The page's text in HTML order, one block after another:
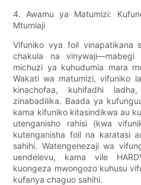
4. Awamu ya Matumizi:
Mtumiaji
Vifuniko vya foil vinapatikana
chakula na
michuzi ya kuhudumia mara
Wakati wa matumizi, vifuniko
kinachofaa, kuhifadhi
zinabadilika. Baada ya
kama kifuniko kitasindikwa au
utenganisho rahisi (kwa
kutenganisha foil na karatasi
sahihi. Watengenezaji wa
uendelevu, kama vile
kuongeza mwongozo kuhusu
kufanya chaguo sahihi.